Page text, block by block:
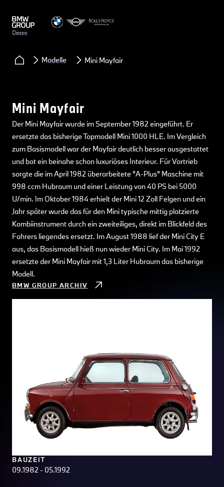
Classic
Modelle Mini Mayfair
Mini Mayfair
Der Mini Mayfair wurde im September 1982 eingeführt. Er
ersetzte das bisherige Topmodell Mini 1000 HLE. Im Vergleich
zum Basismodell war der Mayfair deutlich besser ausgestattet
und bot ein beinahe schon luxuriöses Interieur. Für Vortrieb
sorgte die im April 1982 überarbeitete "A-Plus" Maschine mit
998 ccm Hubraum und einer Leistung von 40 PS bei 5000
U/min. Im Oktober 1984 erhielt der Mini 12 Zoll Felgen und ein
Jahr später wurde das für den Mini typische mittig platzierte
Kombiinstrument durch ein zweiteiliges, direkt im Blickfeld des
Fahrers liegendes ersetzt. Im August 1988 lief der Mini City E
aus, das Basismodell hieß nun wieder Mini City. Im Mai 1992
ersetzte der Mini Mayfair mit 1,3 Liter Hubraum das bisherige
Modell.
BMW GROUP ARCHIV
BAUZEIT
09.1982 - 05.1992